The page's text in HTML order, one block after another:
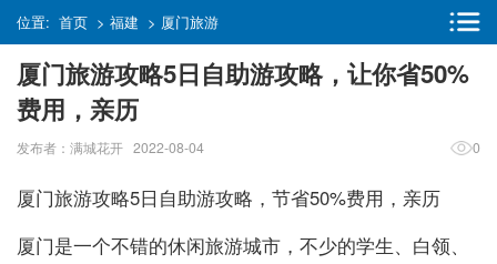
位置: 首页 > 福建 > 厦门旅游
厦门旅游攻略5日自助游攻略，让你省50%
费用，亲历
发布者：满城花开 2022-08-04 0
厦门旅游攻略5日自助游攻略，节省50%费用，亲历
厦门是一个不错的休闲旅游城市，不少的学生、白领、